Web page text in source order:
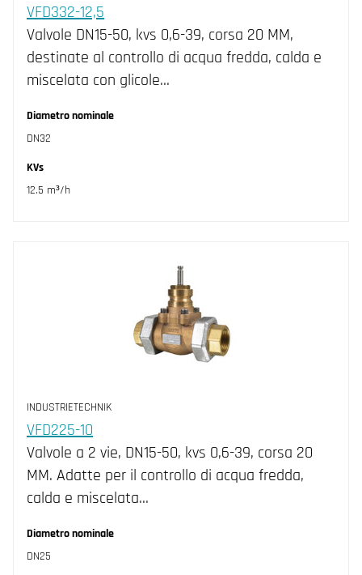
VFD332-12,5
Valvole DN15-50, kvs 0,6-39, corsa 20 MM,
destinate al controllo di acqua fredda, calda e
miscelata con glicole…
Diametro nominale
DN32
KVs
12.5 m³/h
INDUSTRIETECHNIK
VFD225-10
Valvole a 2 vie, DN15-50, kvs 0,6-39, corsa 20
MM. Adatte per il controllo di acqua fredda,
calda e miscelata…
Diametro nominale
DN25